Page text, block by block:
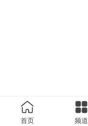
首页 频道